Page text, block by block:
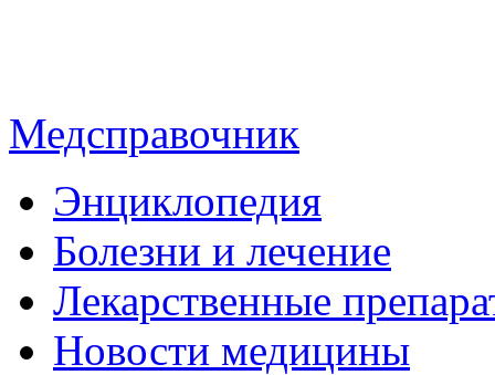
Медсправочник
Энциклопедия
Болезни и лечение
Лекарственные
Новости медицины